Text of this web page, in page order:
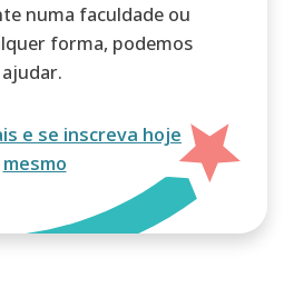
numa faculdade ou
forma, podemos
ajudar.
e se inscreva hoje
mesmo